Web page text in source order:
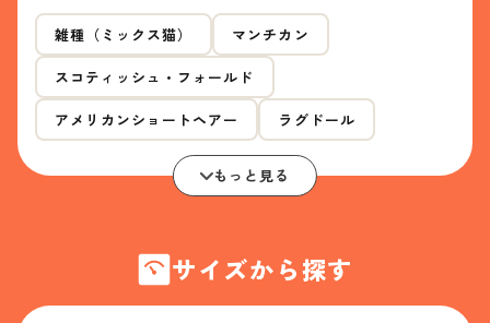
雑種（ミックス猫） マンチカン
スコティッシュ・フォールド
アメリカンショートヘアー ラグドール
もっと見る
サイズから探す